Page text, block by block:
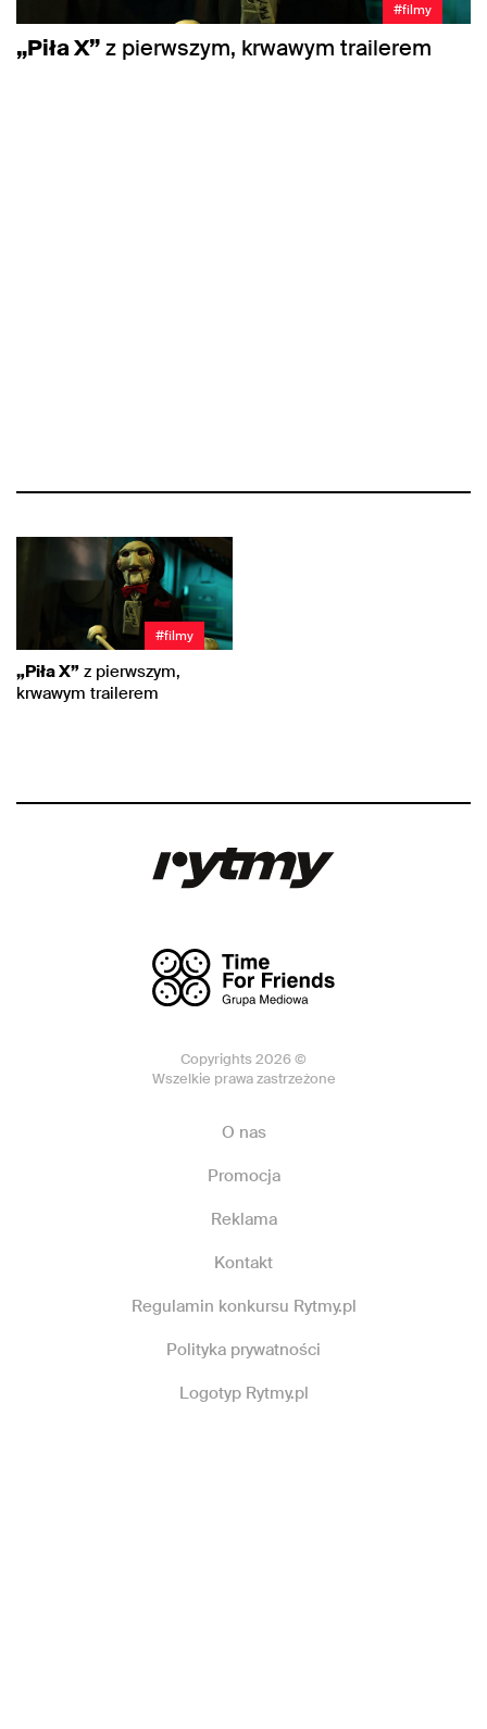
#filmy
„Piła X”z pierwszym, krwawym trailerem
#filmy
„Piła X” z pierwszym,
krwawym trailerem
Copyrights 2026 ©
Wszelkie prawa zastrzeżone
O nas
Promocja
Reklama
Kontakt
Regulamin konkursu Rytmy.pl
Polityka prywatności
Logotyp Rytmy.pl